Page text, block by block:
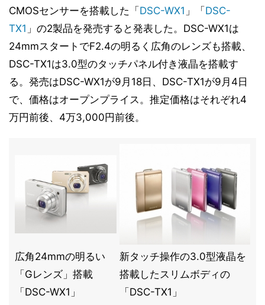
CMOSセンサーを搭載した「 DSC-WX1 」「 DSC-
TX1 」の2製品を発売すると発表した。DSC-WX1は
24mmスタートでF2.4の明るく広角のレンズも搭載、
DSC-TX1は3.0型のタッチパネル付き液晶を搭載す
る。発売はDSC-WX1が9月18日、DSC-TX1が9月4日
で、価格はオープンプライス。推定価格はそれぞれ4
万円前後、4万3,000円前後。
広角24mmの明るい
「Gレンズ」搭載
「DSC-WX1」
新タッチ操作の3.0型液晶を
搭載したスリムボディの
「DSC-TX1」